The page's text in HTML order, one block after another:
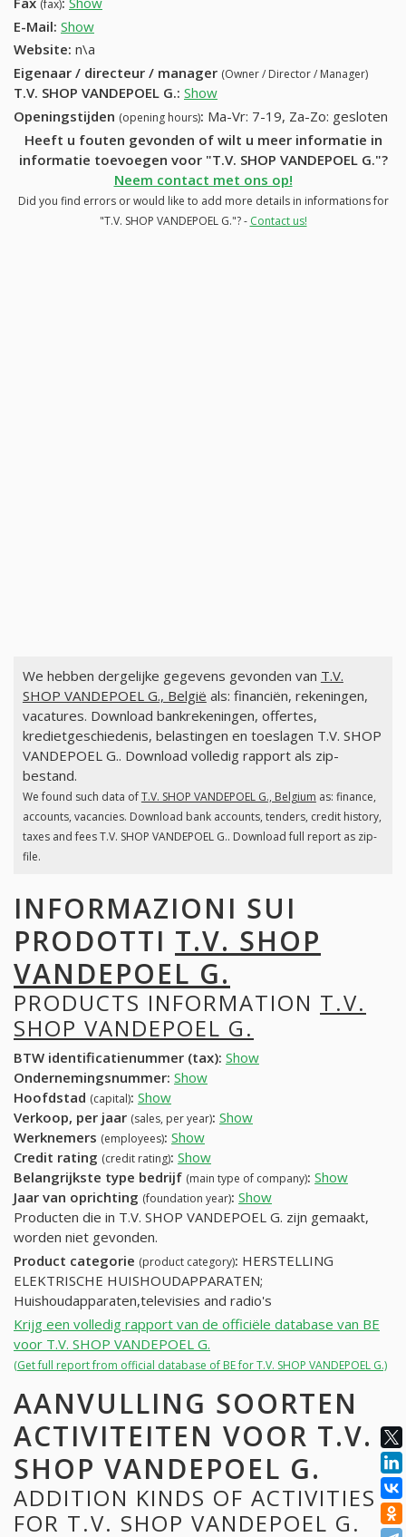
(fax)
E-Mail: Show
Website: n\a
Eigenaar / directeur / manager (Owner / Director / Manager)
T.V. SHOP VANDEPOEL G.: Show
Openingstijden (opening hours): Ma-Vr: 7-19, Za-Zo: gesloten
Heeft u fouten gevonden of wilt u meer informatie in
informatie toevoegen voor "T.V. SHOP VANDEPOEL G."?
Neem contact met ons op!
Did you find errors or would like to add more details in informations for
"T.V. SHOP VANDEPOEL G."? - Contact us!
We hebben dergelijke gegevens gevonden van T.V.
SHOP VANDEPOEL G., België als: financiën, rekeningen,
vacatures. Download bankrekeningen, offertes,
kredietgeschiedenis, belastingen en toeslagen T.V. SHOP
VANDEPOEL G.. Download volledig rapport als zip-
bestand.
We found such data ofT.V. SHOP VANDEPOEL G., Belgium as: finance,
accounts, vacancies. Download bank accounts, tenders, credit history,
taxes and fees T.V. SHOP VANDEPOEL G.. Download full report as zip-
file.
INFORMAZIONI SUI
PRODOTTI T.V. SHOP
VANDEPOEL G.
PRODUCTS INFORMATION T.V.
SHOP VANDEPOEL G.
BTW identificatienummer (tax): Show
Ondernemingsnummer: Show
Hoofdstad (capital): Show
Verkoop, per jaar (sales, per year): Show
Werknemers (employees): Show
Credit rating (credit rating): Show
Belangrijkste type bedrijf (main type of company): Show
Jaar van oprichting (foundation year): Show
Producten die in T.V. SHOP VANDEPOEL G. zijn gemaakt,
worden niet gevonden.
Product categorie (product category): HERSTELLING
ELEKTRISCHE HUISHOUDAPPARATEN;
Huishoudapparaten,televisies and radio's
Krijg een volledig rapport van de officiële database van BE
voor T.V. SHOP VANDEPOEL G.
(Get full report from official database of BE for T.V. SHOP VANDEPOEL G.)
AANVULLING SOORTEN
ACTIVITEITEN VOOR T.V.
SHOP VANDEPOEL G.
ADDITION KINDS OF ACTIVITIES
FOR T.V. SHOP VANDEPOEL G.